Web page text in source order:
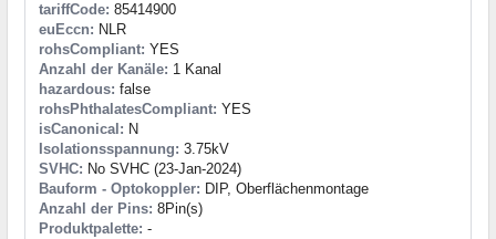
tariffCode: 85414900
euEccn: NLR
rohsCompliant: YES
Anzahl der Kanäle: 1 Kanal
hazardous: false
rohsPhthalatesCompliant: YES
isCanonical: N
Isolationsspannung: 3.75kV
SVHC: No SVHC (23-Jan-2024)
Bauform - Optokoppler: DIP, Oberflächenmontage
Anzahl der Pins: 8Pin(s)
Produktpalette: -